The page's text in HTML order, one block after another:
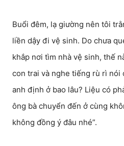
Buổi đêm, lạ giường nên tôi
liền dậy đi vệ sinh. Do chưa
khắp nơi tìm nhà vệ sinh, thế
con trai và nghe tiếng rù rì nói
anh định ở bao lâu? Liệu có
ông bà chuyển đến ở cùng
không đồng ý đâu nhé”.